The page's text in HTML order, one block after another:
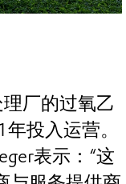
厂的过氧乙
投入运营。
表示：“这